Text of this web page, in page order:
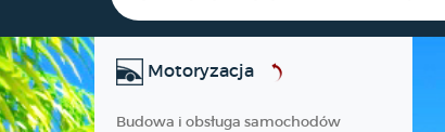
Motoryzacja
Budowa i obsługa samochodów